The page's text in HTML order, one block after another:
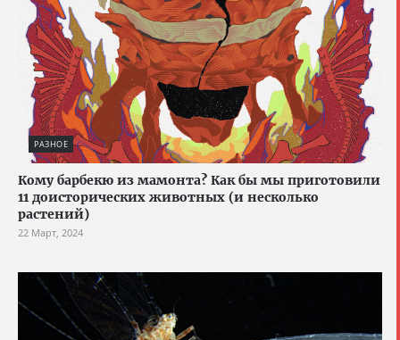
РАЗНОЕ
Кому барбекю из мамонта? Как бы мы приготовили
11 доисторических животных (и несколько
растений)
22 Март, 2024